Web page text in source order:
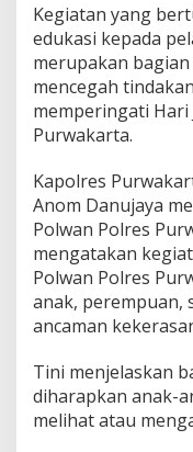
Kegiatan yang
edukasi kepada
merupakan
mencegah
memperingati Hari
Purwakarta.
Kapolres
Anom Danujaya
Polwan Polres
mengatakan
Polwan Polres
anak, perempuan,
ancaman
Tini menjelaskan
diharapkan anak-
melihat atau